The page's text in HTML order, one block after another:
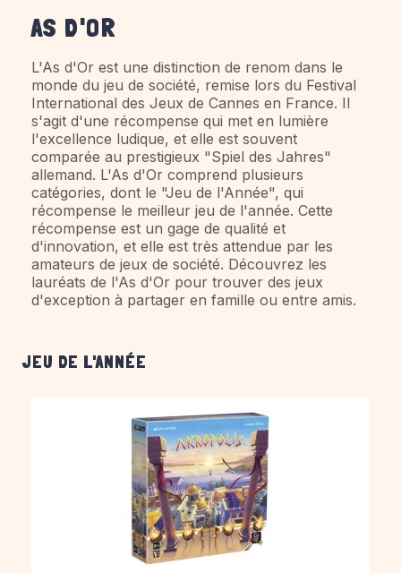
AS D'OR
L'As d'Or est une distinction de renom dans le
monde du jeu de société, remise lors du Festival
International des Jeux de Cannes en France. Il
s'agit d'une récompense qui met en lumière
l'excellence ludique, et elle est souvent
comparée au prestigieux "Spiel des Jahres"
allemand. L'As d'Or comprend plusieurs
catégories, dont le "Jeu de l'Année", qui
récompense le meilleur jeu de l'année. Cette
récompense est un gage de qualité et
d'innovation, et elle est très attendue par les
amateurs de jeux de société. Découvrez les
lauréats de l'As d'Or pour trouver des jeux
d'exception à partager en famille ou entre amis.
JEU DE L'ANNÉE